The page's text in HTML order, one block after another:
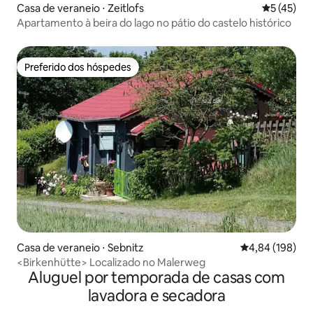
Casa de veraneio ⋅ Zeitlofs 5 de uma
5 (45)
Apartamento à beira do lago no pátio do castelo histórico
Preferido dos hóspedes
Preferido dos hóspedes
Casa de veraneio ⋅ Sebnitz 4,84 de uma
4,84 (198)
<Birkenhütte> Localizado no Malerweg
Aluguel por temporada de casas com
lavadora e secadora